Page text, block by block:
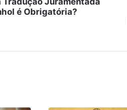
é Obrigatória?